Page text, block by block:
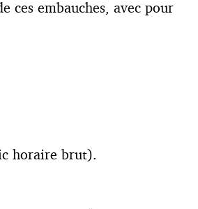
ces embauches, avec pour
horaire brut).